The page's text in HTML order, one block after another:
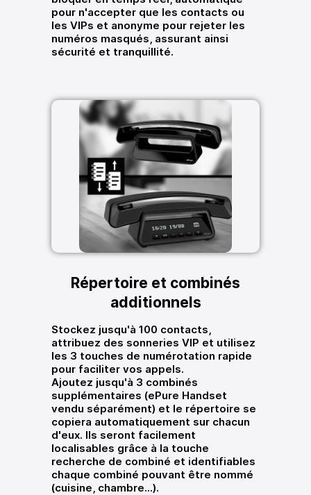
pour n'accepter que les contacts ou
les VIPs et anonyme pour rejeter les
numéros masqués, assurant ainsi
sécurité et tranquillité.
Répertoire et combinés
additionnels
Stockez jusqu'à 100 contacts,
attribuez des sonneries VIP et utilisez
les 3 touches de numérotation rapide
pour faciliter vos appels.
Ajoutez jusqu'à 3 combinés
supplémentaires (ePure Handset
vendu séparément) et le répertoire se
copiera automatiquement sur chacun
d'eux. Ils seront facilement
localisables grâce à la touche
recherche de combiné et identifiables
chaque combiné pouvant être nommé
(cuisine, chambre...).